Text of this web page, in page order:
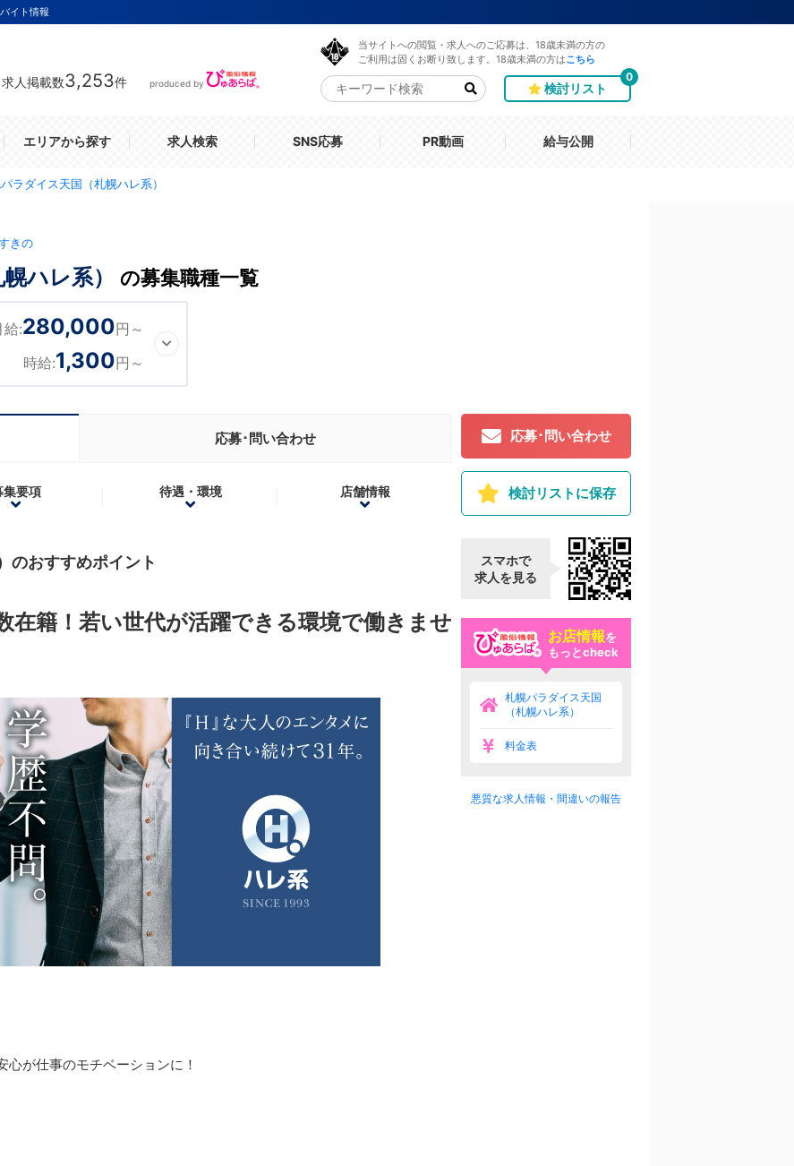
イト情報
求人掲載数3,253件 produced by
当サイトへの閲覧・求人へのご応募は、18歳未満の方の
ご利用は固くお断り致します。18歳未満の方は こちら
検討リスト
0
エリアから探す 求人検索 SNS応募 PR動画 給与公開
ラダイス天国（札幌ハレ系）
きの
ハレ系） の募集職種一覧
給:280,000円～
時給:1,300円～
応募･問い合わせ
集要項 待遇・環境 店舗情報
のおすすめポイント
在籍！若い世代が活躍できる環境で働きませ
が仕事のモチベーションに！
応募･問い合わせ
検討リストに保存
スマホで
求人を見る
お店情報を
もっとcheck
札幌パラダイス天国
（札幌ハレ系）
料金表
悪質な求人情報・間違いの報告